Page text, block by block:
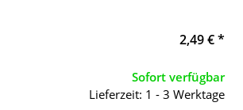
2,49 €*
Sofort verfügbar
Lieferzeit: 1 - 3 Werktage